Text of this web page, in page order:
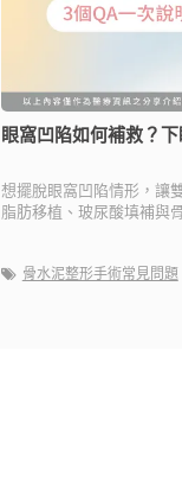
眼窩凹陷如何補救？
想擺脫眼窩凹陷情形，讓
脂肪移植、玻尿酸填補與
骨水泥整形手術常見問題